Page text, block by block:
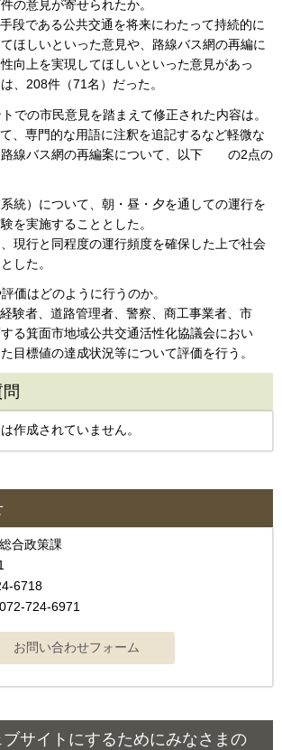
の意見が寄せられたか。
段である公共交通を将来にわたって持続的に
ほしいといった意見や、路線バス網の再編に
向上を実現してほしいといった意見があっ
、208件（71名）だった。
での市民意見を踏まえて修正された内容は。
、専門的な用語に注釈を追記するなど軽微な
路線バス網の再編案について、以下 の2点の
統）について、朝・昼・夕を通しての運行を
を実施することとした。
現行と同程度の運行頻度を確保した上で社会
した。
価はどのように行うのか。
験者、道路管理者、警察、商工事業者、市
る箕面市地域公共交通活性化協議会におい
目標値の達成状況等について評価を行う。
作成されていません。
合政策課
6718
724-6971
サイトにするためにみなさまの